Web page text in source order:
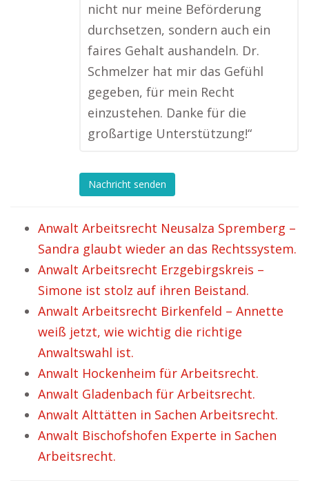
nicht nur meine Beförderung
durchsetzen, sondern auch ein
faires Gehalt aushandeln. Dr.
Schmelzer hat mir das Gefühl
gegeben, für mein Recht
einzustehen. Danke für die
großartige Unterstützung!“
Nachricht senden
Anwalt Arbeitsrecht Neusalza Spremberg –
Sandra glaubt wieder an das Rechtssystem.
Anwalt Arbeitsrecht Erzgebirgskreis –
Simone ist stolz auf ihren Beistand.
Anwalt Arbeitsrecht Birkenfeld – Annette
weiß jetzt, wie wichtig die richtige
Anwaltswahl ist.
Anwalt Hockenheim für Arbeitsrecht.
Anwalt Gladenbach für Arbeitsrecht.
Anwalt Alttätten in Sachen Arbeitsrecht.
Anwalt Bischofshofen Experte in Sachen
Arbeitsrecht.